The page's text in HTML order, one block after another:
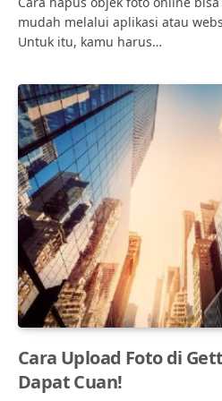
mudah melalui aplikasi atau
Untuk itu, kamu harus…
Cara Upload Foto di
Dapat Cuan!